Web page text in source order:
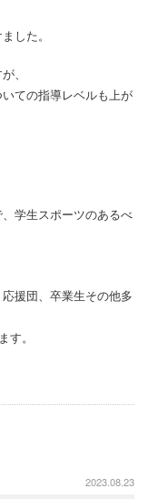
した。
、
ての指導レベルも上が
学生スポーツのあるべ
援団、卒業生その他多
。
2023.08.23